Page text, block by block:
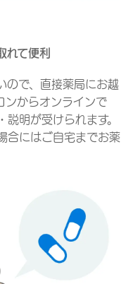
て便利
ので、直接薬局にお越
ンからオンラインで
明が受けられます。
合にはご自宅までお薬